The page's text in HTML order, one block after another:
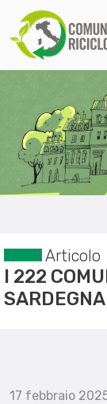
Articolo
I 222
SARDEGNA
17 febbraio